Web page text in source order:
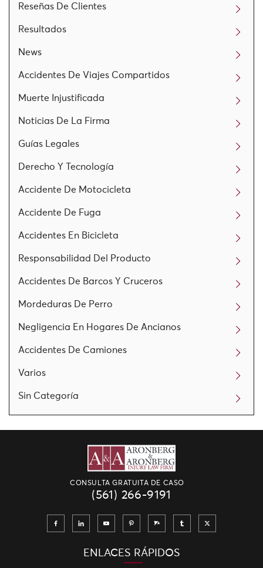
Reseñas De Clientes
Resultados
News
Accidentes De Viajes Compartidos
Muerte Injustificada
Noticias De La Firma
Guías Legales
Derecho Y Tecnología
Accidente De Motocicleta
Accidente De Fuga
Accidentes En Bicicleta
Responsabilidad Del Producto
Accidentes De Barcos Y Cruceros
Mordeduras De Perro
Negligencia En Hogares De Ancianos
Accidentes De Camiones
Varios
Sin Categoría
CONSULTA GRATUITA DE CASO
(561) 266-9191
ENLACES RÁPIDOS